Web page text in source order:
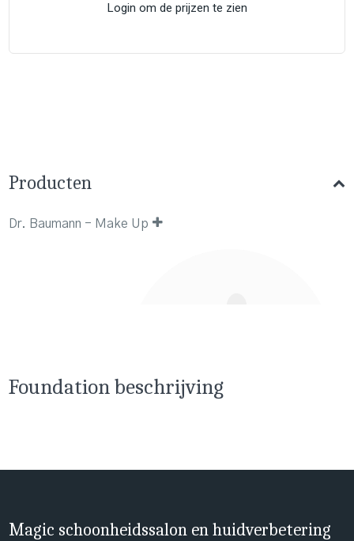
Login om de prijzen te zien
Producten
Dr. Baumann - Make Up
Foundation beschrijving
Magic schoonheidssalon en huidverbetering